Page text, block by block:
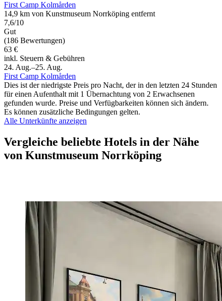
First Camp Kolmården
14,9 km von Kunstmuseum Norrköping entfernt
7,6/10
Gut
(186 Bewertungen)
63 €
inkl. Steuern & Gebühren
24. Aug.–25. Aug.
First Camp Kolmården
Dies ist der niedrigste Preis pro Nacht, der in den letzten 24 Stunden
für einen Aufenthalt mit 1 Übernachtung von 2 Erwachsenen
gefunden wurde. Preise und Verfügbarkeiten können sich ändern.
Es können zusätzliche Bedingungen gelten.
Alle Unterkünfte anzeigen
Vergleiche beliebte Hotels in der Nähe
von Kunstmuseum Norrköping